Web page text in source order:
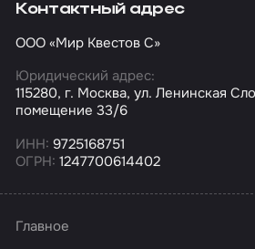
Контактный адрес
ООО «Мир Квестов С»
Юридический адрес:
115280, г. Москва, ул. Ленинская
помещение 33/6
ИНН: 9725168751
ОГРН: 1247700614402
Главное